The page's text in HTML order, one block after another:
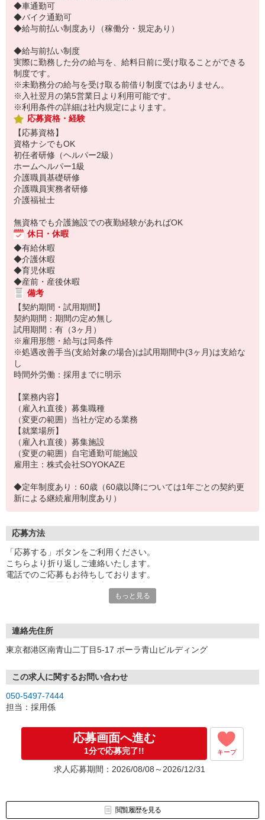
◆車通勤可
◆バイク通勤可
◆給与前払い制度あり（稼働分・規定あり）
◆給与前払い制度
実際に勤務した分の給与を、給料日前に受け取ることができる
制度です。
※未勤務分の給与を受け取る前借り制度ではありません。
※入社翌月の第5営業日より利用可能です。
※利用条件の詳細は社内規定によります。
応募資格・経験
【応募資格】
資格ナシでもOK
初任者研修（ヘルパー2級）
ホームヘルパー1級
介護職員基礎研修
介護職員実務者研修
介護福祉士
無資格でも介護施設での夜勤経験があればOK
休日・休暇
◆有給休暇
◆介護休暇
◆育児休暇
◆産前・産後休暇
備考
【契約期間・試用期間】
契約期間：期間の定め無し
試用期間：有（3ヶ月）
※雇用形態・給与は同条件
※処遇改善手当(支給対象の場合)は試用期間中(3ヶ月)は支給な
し
時間外労働：採用までに明示
【業務内容】
（雇入れ直後）募集職種
（変更の範囲）当社が定める業務
【就業場所】
（雇入れ直後）募集施設
（変更の範囲）自宅通勤可能施設
雇用主：株式会社SOYOKAZE
◆定年制度あり：60歳（60歳以降については1年ごとの契約更
新による継続雇用制度あり）
応募方法
「応募する」ボタンをご利用ください。
こちらより折り返しご連絡いたします。
電話でのご応募もお待ちしております。
※お電話でのお問い合わせは、光IP電話、及びIP電話からはご利用
もっと見る
連絡先住所
東京都港区南青山二丁目5-17 ポーラ青山ビルディング
この求人に関するお問い合わせ
050-5497-7444
担当：採用係
応募画面へ進む
1分で応募完了!! キープ
求人応募期間：2026/08/08～2026/12/31
閲覧履歴を見る